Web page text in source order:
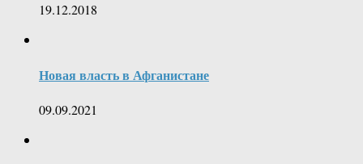
19.12.2018
Новая власть в Афганистане
09.09.2021